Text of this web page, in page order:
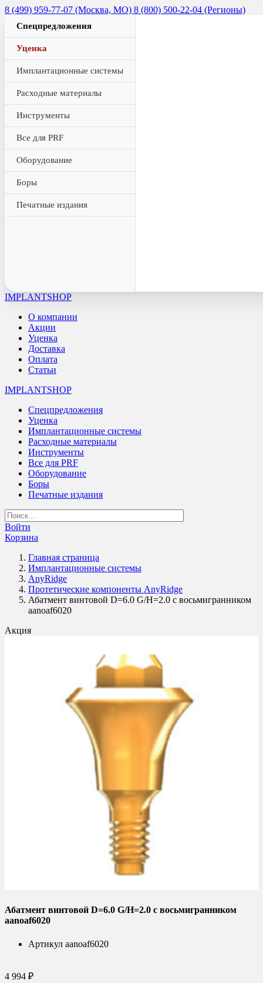
8 (499) 959-77-07 (Москва, МО) 8 (800) 500-22-04 (Регионы)
Спецпредложения
Уценка
Имплантационные системы
Расходные материалы
Инструменты
Все для PRF
Оборудование
Боры
Печатные издания
IMPLANTSHOP
О компании
Акции
Уценка
Доставка
Оплата
Статьи
IMPLANTSHOP
Спецпредложения
Уценка
Имплантационные системы
Расходные материалы
Инструменты
Все для PRF
Оборудование
Боры
Печатные издания
Войти
Корзина
Главная страница
Имплантационные системы
AnyRidge
Протетические компоненты AnyRidge
Абатмент винтовой D=6.0 G/H=2.0 с восьмигранником
aanoaf6020
Акция
Абатмент винтовой D=6.0 G/H=2.0 с восьмигранником
aanoaf6020
Артикул aanoaf6020
4 994 ₽